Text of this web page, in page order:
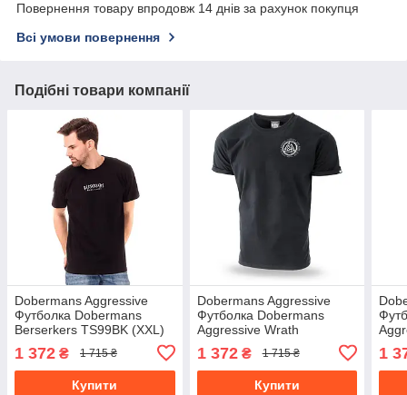
Повернення товару впродовж 14 днів за рахунок покупця
Всі умови повернення
Подібні товари компанії
Dobermans Aggressive
Футболка Dobermans
Berserkers TS99BK (XXL)
1 372 ₴ 1 715 ₴
Купити
Dobermans Aggressive
Футболка Dobermans
Aggressive Wrath
norsemen TS208BK (XXL)
1 372₴ 1 715 ₴
Купити
1